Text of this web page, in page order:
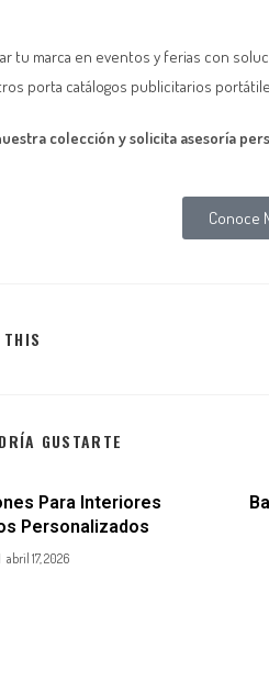
tu marca en eventos y ferias con
porta catálogos publicitarios
colección y solicita asesoría
Conoce
GUSTARTE
Para Interiores
Personalizados
abril 17, 2026